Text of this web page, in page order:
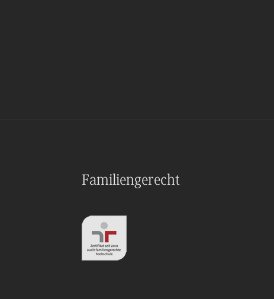
Familiengerecht